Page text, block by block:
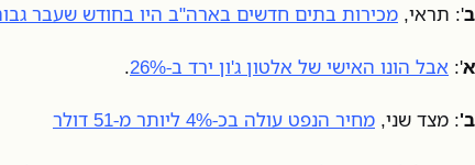
ב': תראי, מכירות בתים חדשים בארה"ב היו בחודש שעבר
א': אבל הונו האישי של אלטון ג'ון ירד ב-26% .
ב': מצד שני, מחיר הנפט עולה בכ-4% ליותר מ-51 דולר